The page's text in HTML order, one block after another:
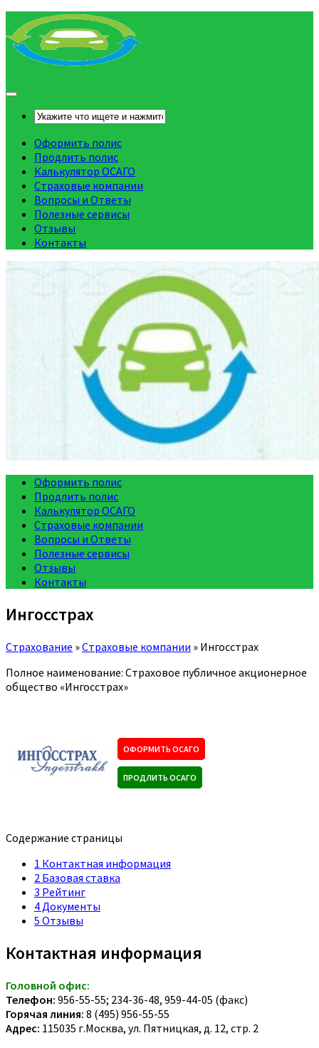
Оформить полис
Продлить полис
Калькулятор ОСАГО
Страховые компании
Вопросы и Ответы
Полезные сервисы
Отзывы
Контакты
Оформить полис
Продлить полис
Калькулятор ОСАГО
Страховые компании
Вопросы и Ответы
Полезные сервисы
Отзывы
Контакты
Ингосстрах
Страхование »Страховые компании » Ингосстрах
Полное наименование: Страховое публичное акционерное
общество «Ингосстрах»
ОФОРМИТЬ ОСАГО
ПРОДЛИТЬ ОСАГО
Содержание страницы
1 Контактная информация
2 Базовая ставка
3 Рейтинг
4 Документы
5 Отзывы
Контактная информация
Головной офис:
Телефон: 956-55-55; 234-36-48, 959-44-05 (факс)
Горячая линия: 8 (495) 956-55-55
Адрес: 115035 г.Москва, ул. Пятницкая, д. 12, стр. 2